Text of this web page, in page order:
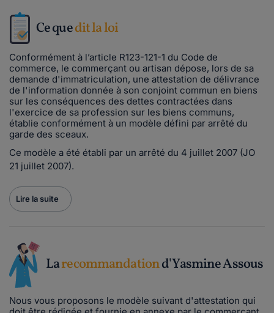
Ce quedit la loi
Conformément à l’article R123-121-1 du Code de
commerce, le commerçant ou artisan dépose, lors de sa
demande d'immatriculation, une attestation de délivrance
de l'information donnée à son conjoint commun en biens
sur les conséquences des dettes contractées dans
l'exercice de sa profession sur les biens communs,
établie conformément à un modèle défini par arrêté du
garde des sceaux.
Ce modèle a été établi par un arrêté du 4 juillet 2007 (JO
21 juillet 2007).
Lire la suite
Larecommandationd'Yasmine Assous
Nous vous proposons le modèle suivant d'attestation qui